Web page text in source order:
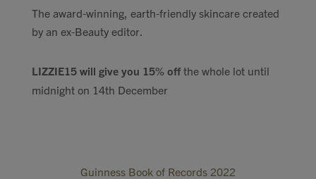
The award-winning, earth-friendly skincare created
by an ex-Beauty editor.
LIZZIE15 will give you 15% off the whole lot until
midnight on 14th December
Guinness Book of Records 2022